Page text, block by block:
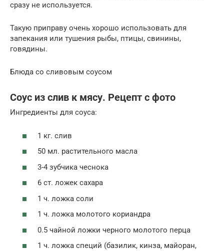
сразу не используется.
Такую приправу очень хорошо использовать для
запекания или тушения рыбы, птицы, свинины,
говядины.
Блюда со сливовым соусом
Соус из слив к мясу. Рецепт с фото
Ингредиенты для соуса:
1 кг. слив
50 мл. растительного масла
3-4 зубчика чеснока
6 ст. ложек сахара
1 ч. ложка соли
1 ч. ложка молотого кориандра
0.5 чайной ложки черного молотого перца
1 ч. ложка специй (базилик, кинза, майоран,